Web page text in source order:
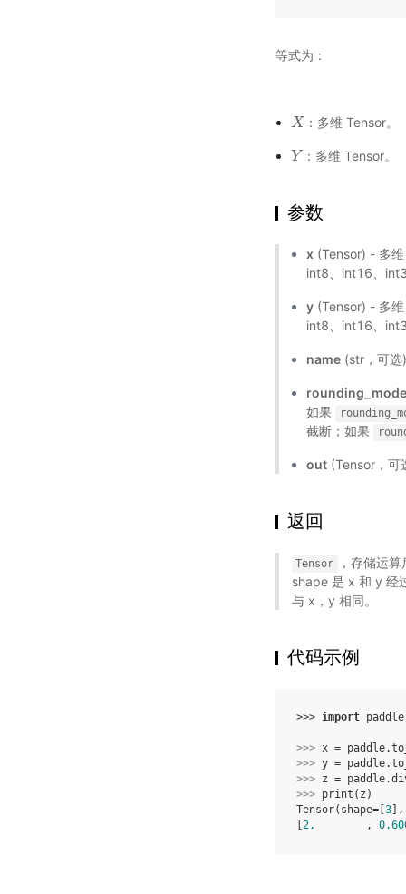
等式为：
X
X ：多维 Tensor。
Y
Y ：多维 Tensor。
参数
x (Tensor) - 多
int8、int16、
y (Tensor) - 多
int8、int16、
name (str，可
如果
截断；如果
out (Tensor，可
返回
Tensor
，存储运
shape 是 x 和 y 经
与 x，y 相同。
代码示例
>>> import paddle
>>> x = paddle.
>>> y = paddle.
>>> z = paddle.
>>> print ( z )
Tensor(shape=[ 3
2.
        ,